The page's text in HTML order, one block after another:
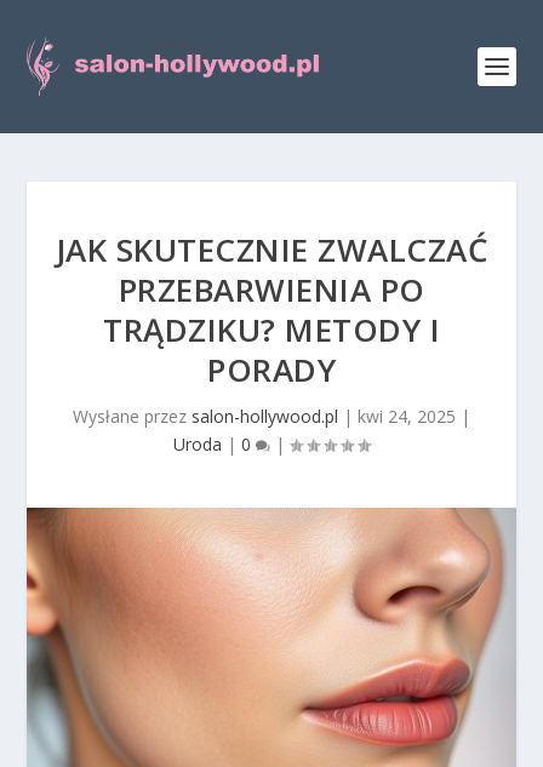
JAK SKUTECZNIE ZWALCZAĆ
PRZEBARWIENIA PO
TRĄDZIKU? METODY I
PORADY
Wysłane przez salon-hollywood.pl | kwi 24, 2025 |
Uroda | 0 |